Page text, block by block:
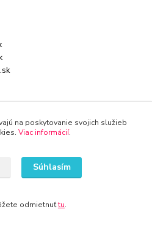
na poskytovanie svojich služieb
Viac informácií.
Súhlasím
odmietnuťtu.